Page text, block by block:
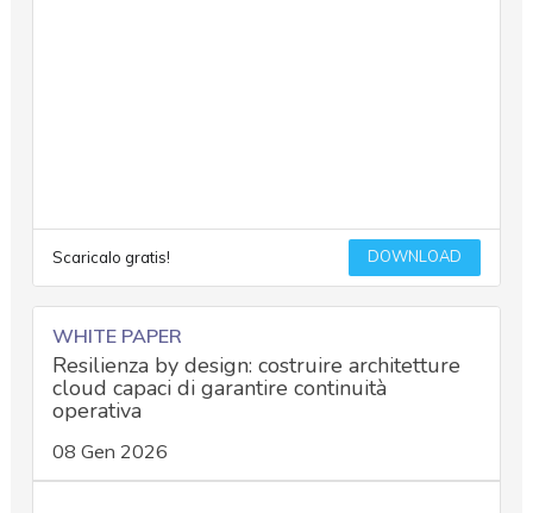
Scaricalo gratis! DOWNLOAD
WHITE PAPER
Resilienza by design: costruire architetture
cloud capaci di garantire continuità
operativa
08 Gen 2026